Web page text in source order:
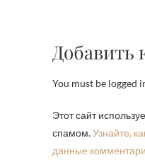
Добавить
You must be logged
Этот сайт
спамом.Узнайте,
данные